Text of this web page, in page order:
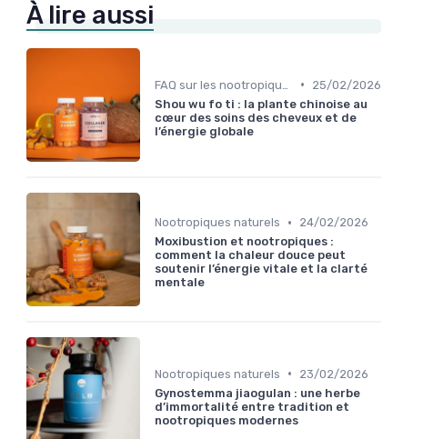
À lire aussi
•
25/02/2026
Shou wu fo ti : la plante chinoise au
cœur des soins des cheveux et de
l’énergie globale
Nootropiques naturels •
24/02/2026
Moxibustion et nootropiques :
comment la chaleur douce peut
soutenir l’énergie vitale et la clarté
mentale
Nootropiques naturels •
23/02/2026
Gynostemma jiaogulan : une herbe
d’immortalité entre tradition et
nootropiques modernes